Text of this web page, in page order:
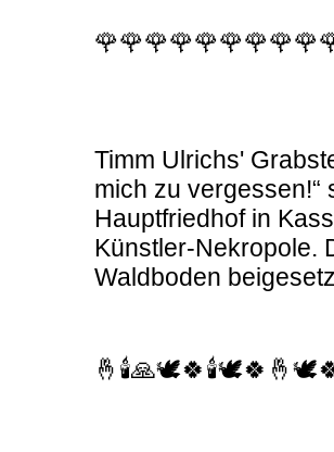
Timm Ulrichs'
mich zu vergessen!“
Hauptfriedhof in
Künstler-Nekropole.
Waldboden